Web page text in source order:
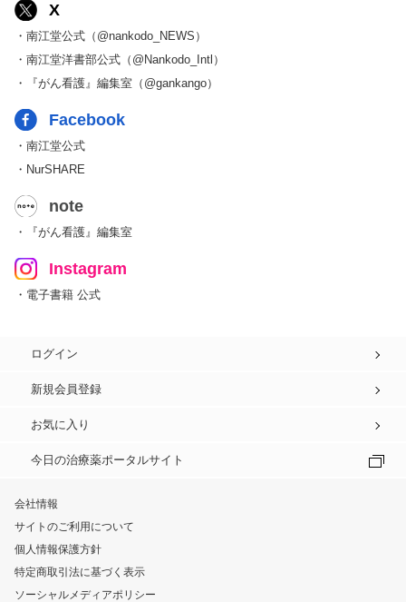
X
・南江堂公式（@nankodo_NEWS）
・南江堂洋書部公式（@Nankodo_Intl）
・『がん看護』編集室（@gankango）
Facebook
・南江堂公式
・NurSHARE
note
・『がん看護』編集室
Instagram
・電子書籍 公式
ログイン
新規会員登録
お気に入り
今日の治療薬ポータルサイト
会社情報
サイトのご利用について
個人情報保護方針
特定商取引法に基づく表示
ソーシャルメディアポリシー